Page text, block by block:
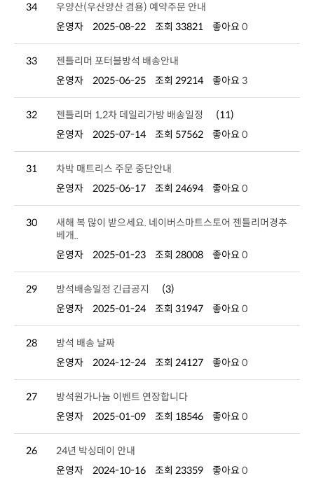
34
우양산(우산양산 겸용) 예약주문 안내
운영자
2025-08-22 조회 33821 좋아요 0
33
젠틀리머 포터블방석 배송안내
운영자
2025-06-25 조회 29214 좋아요 3
32 젠틀리머 1,2차 데일리가방 배송일정
(11)
운영자
2025-07-14 조회 57562 좋아요 0
31
차박 매트리스 주문 중단안내
운영자
2025-06-17 조회 24694 좋아요 0
30
베개..
운영자
2025-01-23 조회 28008 좋아요 0
29 방석배송일정 긴급공지
(3)
운영자
2025-01-24 조회 31947 좋아요 0
28
방석 배송 날짜
운영자
2024-12-24 조회 24127 좋아요 0
27
방석원가나눔 이벤트 연장합니다
운영자
2025-01-09 조회 18546 좋아요 0
26
24년 박싱데이 안내
운영자
2024-10-16 조회 23359 좋아요 0